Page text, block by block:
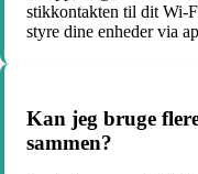
stikkontakten til dit Wi-
styre dine enheder via
Kan jeg bruge
sammen?